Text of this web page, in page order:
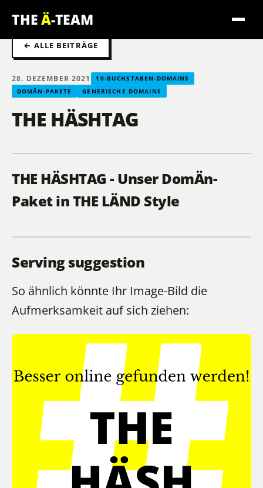
THEÄ-TEAM
← ALLE BEITRÄGE
28. DEZEMBER 2021
10-BUCHSTABEN-DOMAINS
DOMÄN-PAKETE
GENERISCHE DOMAINS
THE HÄSHTAG
THE HÄSHTAG - Unser DomÄn-
Paket in THE LÄND Style
Serving suggestion
So ähnlich könnte Ihr Image-Bild die
Aufmerksamkeit auf sich ziehen: